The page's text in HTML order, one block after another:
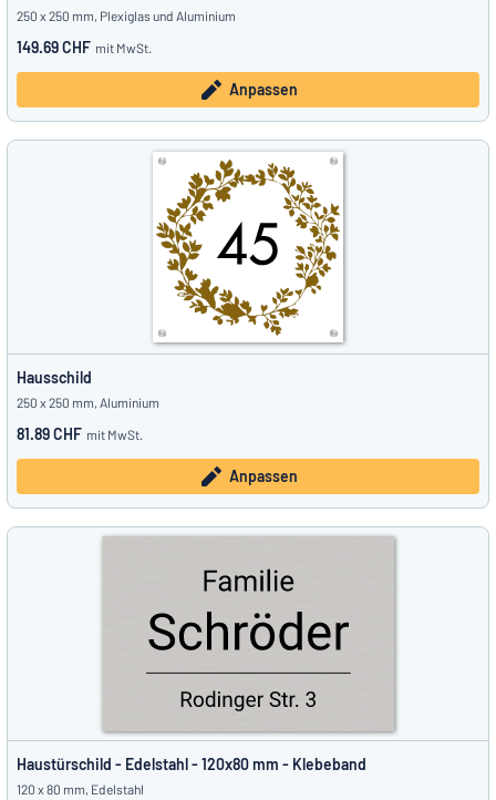
250 x 250 mm, Plexiglas und Aluminium
149.69 CHF mit MwSt.
Anpassen
Hausschild
250 x 250 mm, Aluminium
81.89 CHF mit MwSt.
Anpassen
Haustürschild - Edelstahl - 120x80 mm - Klebeband
120 x 80 mm, Edelstahl